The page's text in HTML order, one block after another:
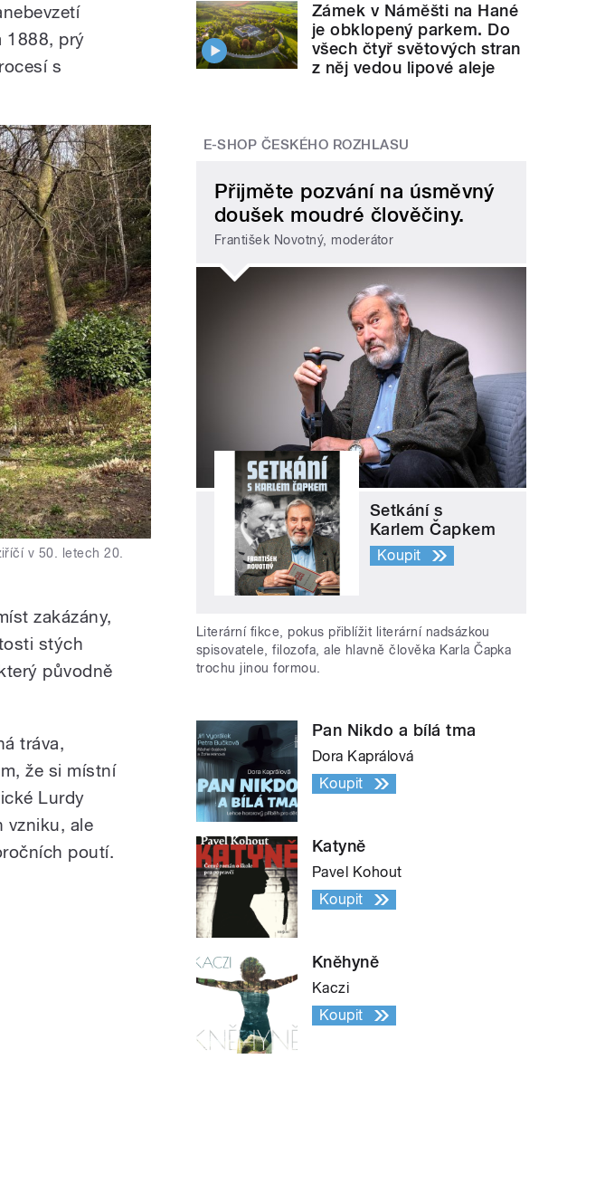
1888, prý
s
v 50. letech 20.
zakázány,
stých
původně
tráva,
že si místní
Lurdy
vzniku, ale
poutí.
Zámek v Náměšti na Hané
je obklopený parkem. Do
všech čtyř světových stran
z něj vedou lipové aleje
E-SHOP ČESKÉHO ROZHLASU
Přijměte pozvání na úsměvný
doušek moudré člověčiny.
František Novotný, moderátor
Setkání s
Karlem Čapkem
Koupit
Literární fikce, pokus přiblížit literární nadsázkou
spisovatele, filozofa, ale hlavně člověka Karla Čapka
trochu jinou formou.
Pan Nikdo a bílá tma
Dora Kaprálová
Koupit
Katyně
Pavel Kohout
Koupit
Kněhyně
Kaczi
Koupit